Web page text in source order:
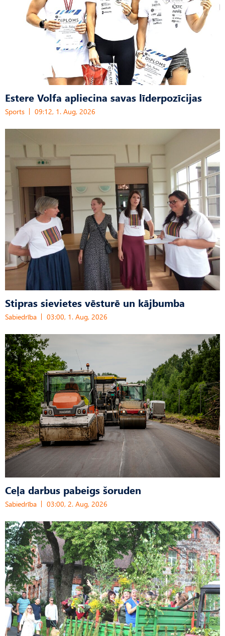
Estere Volfa apliecina savas līderpozīcijas
Sports 09:12, 1. Aug, 2026
Stipras sievietes vēsturē un kājbumba
Sabiedrība 03:00, 1. Aug, 2026
Ceļa darbus pabeigs šoruden
Sabiedrība 03:00, 2. Aug, 2026